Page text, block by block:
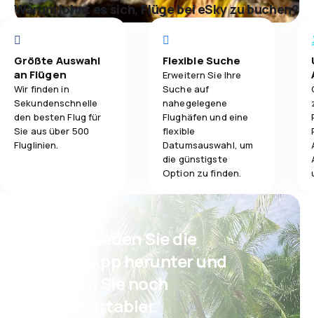
Warum lohnt es sich, Flüge bei eSky zu buchen?
Größte Auswahl
an Flügen
Wir finden in
Sekundenschnelle
den besten Flug für
Sie aus über 500
Fluglinien.
Flexible Suche
Erweitern Sie Ihre
Suche auf
nahegelegene
Flughäfen und eine
flexible
Datumsauswahl, um
die günstigste
Option zu finden.
Psst! Laden Sie die
eSky App herunter und
reisen Sie noch
komfortabler.